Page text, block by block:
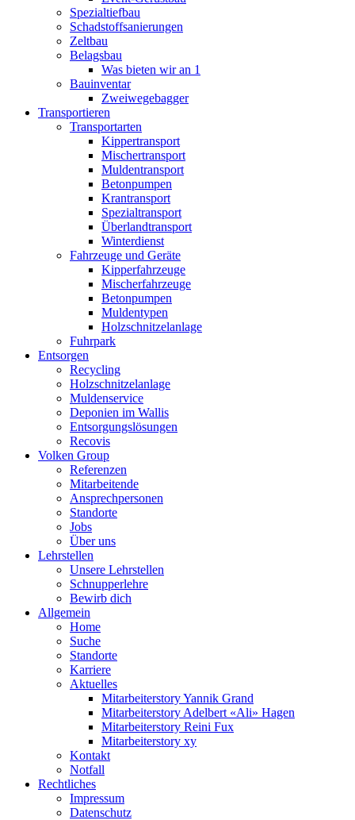
Spezialtiefbau
Schadstoffsanierungen
Zeltbau
Belagsbau
Was bieten wir an 1
Bauinventar
Zweiwegebagger
Transportieren
Transportarten
Kippertransport
Mischertransport
Muldentransport
Betonpumpen
Krantransport
Spezialtransport
Überlandtransport
Winterdienst
Fahrzeuge und Geräte
Kipperfahrzeuge
Mischerfahrzeuge
Betonpumpen
Muldentypen
Holzschnitzelanlage
Fuhrpark
Entsorgen
Recycling
Holzschnitzelanlage
Muldenservice
Deponien im Wallis
Entsorgungslösungen
Recovis
Volken Group
Referenzen
Mitarbeitende
Ansprechpersonen
Standorte
Jobs
Über uns
Lehrstellen
Unsere Lehrstellen
Schnupperlehre
Bewirb dich
Allgemein
Home
Suche
Standorte
Karriere
Aktuelles
Mitarbeiterstory Yannik Grand
Mitarbeiterstory Adelbert «Ali» Hagen
Mitarbeiterstory Reini Fux
Mitarbeiterstory xy
Kontakt
Notfall
Rechtliches
Impressum
Datenschutz